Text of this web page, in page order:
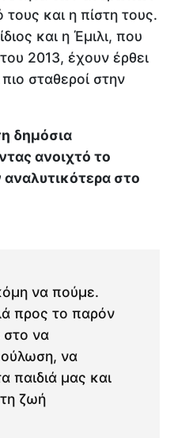
και η πίστη τους.
και η Έμιλι, που
2013, έχουν έρθει
σταθεροί στην
δημόσια
ανοιχτό το
στο
να πούμε.
προς το παρόν
στο να
να
παιδιά μας και
ζωή